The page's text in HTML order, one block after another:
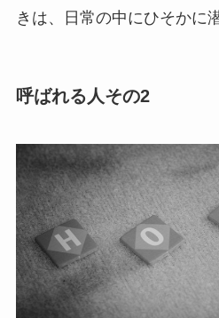
きは、日常の中にひそかに
呼ばれる人その2